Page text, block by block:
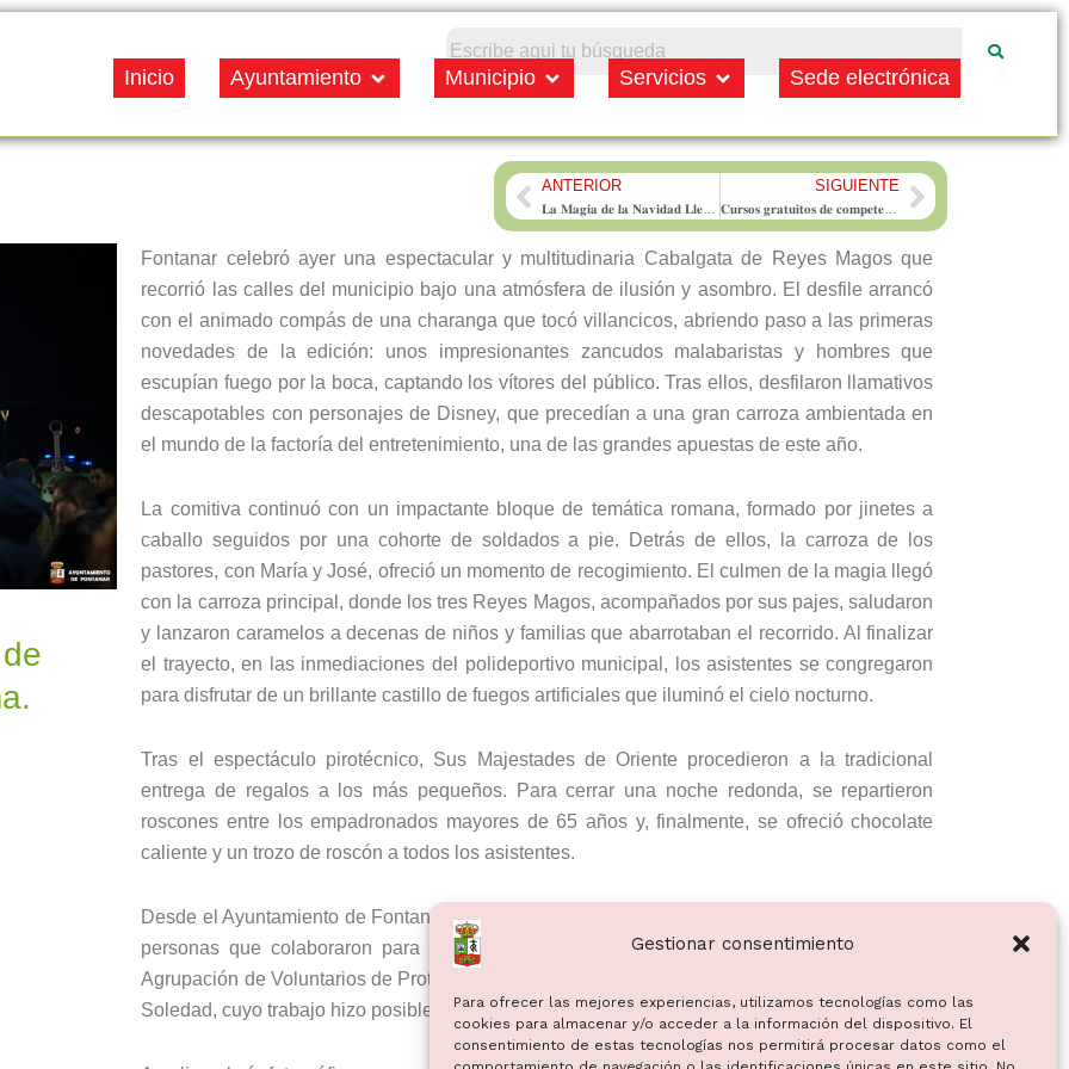
Gestionar consentimiento
Para ofrecer las mejores experiencias, utilizamos tecnologías como las
cookies para almacenar y/o acceder a la información del dispositivo. El
consentimiento de estas tecnologías nos permitirá procesar datos como el
Inicio Ayuntamiento Open Ayuntamiento
Municipio Open Municipio
Servicios Open ServiciosSede electrónica
PrevANTERIOR
𝐋𝐚 𝐌𝐚𝐠𝐢𝐚 𝐝𝐞 𝐥𝐚 𝐍𝐚𝐯𝐢𝐝𝐚𝐝 𝐋𝐥𝐞𝐧𝐚 𝐅𝐨𝐧𝐭𝐚𝐧𝐚𝐫 𝐜𝐨𝐧 𝐥𝐚 𝐋𝐥𝐞𝐠𝐚𝐝𝐚 𝐝𝐞 𝐒𝐒𝐌𝐌 𝐥𝐨𝐬 𝐑𝐞𝐲𝐞𝐬 𝐌𝐚𝐠𝐨𝐬 𝐝𝐞 𝐎𝐫𝐢𝐞𝐧𝐭𝐞
SIGUIENTENext
Fontanar celebró ayer una espectacular y multitudinaria Cabalgata de Reyes Magos que
recorrió las calles del municipio bajo una atmósfera de ilusión y asombro. El desfile arrancó
con el animado compás de una charanga que tocó villancicos, abriendo paso a las primeras
novedades de la edición: unos impresionantes zancudos malabaristas y hombres que
escupían fuego por la boca, captando los vítores del público. Tras ellos, desfilaron llamativos
descapotables con personajes de Disney, que precedían a una gran carroza ambientada en
el mundo de la factoría del entretenimiento, una de las grandes apuestas de este año.
La comitiva continuó con un impactante bloque de temática romana, formado por jinetes a
caballo seguidos por una cohorte de soldados a pie. Detrás de ellos, la carroza de los
pastores, con María y José, ofreció un momento de recogimiento. El culmen de la magia llegó
con la carroza principal, donde los tres Reyes Magos, acompañados por sus pajes, saludaron
y lanzaron caramelos a decenas de niños y familias que abarrotaban el recorrido. Al finalizar
el trayecto, en las inmediaciones del polideportivo municipal, los asistentes se congregaron
para disfrutar de un brillante castillo de fuegos artificiales que iluminó el cielo nocturno.
Tras el espectáculo pirotécnico, Sus Majestades de Oriente procedieron a la tradicional
entrega de regalos a los más pequeños. Para cerrar una noche redonda, se repartieron
roscones entre los empadronados mayores de 65 años y, finalmente, se ofreció chocolate
caliente y un trozo de roscón a todos los asistentes.
Desde el Ayuntamiento de Fontanar queremos agradecer expresamente la labor de todas las
personas que colaboraron para el éxito de este evento, con una mención especial a la
Agrupación de Voluntarios de Protección Civil local y a la Asociación de Mujeres Virgen de la
Soledad, cuyo trabajo hizo posible esta mágica velada.